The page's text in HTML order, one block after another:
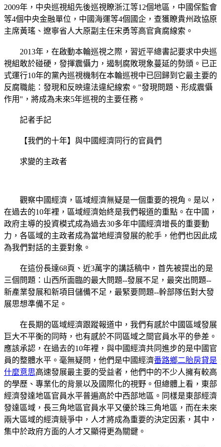
2009年，中央巡視組先後巡視瞭浙江等12個地區，中國保監會
等4個中央金融單位，中國海運等4個國企，查獲瞭貴州政協原
主席黃瑤、遼寧省人大原副主任宋勇等高官貪腐線索。
2013年，在啟動本輪巡視之際，習近平總書記要求中央巡
視組敢於碰硬，發揮震懾力，遏制腐敗現象蔓延的勢頭。已正
式運行10年的黨內巡視機制在本輪巡視中已回歸到它最主要的
反腐職能：發現和反映違法違紀線索。"發現問題、形成震懾
作用"，將成為未來5年巡視的主要任務。
記者手記
【我們的十年】與中國經濟同行的官員們
求變的主政者
觀察中國經濟，區域經濟無疑是一個重要的視角。是以，
在過去的10年裡，區域經濟始終是我們報道的重點。在中國，
政府主導的投資模式成為過去30多年中國經濟增長的重要動
力，各區域的主政者成為當地經濟發展的舵手，他們也因此成
為我們對話的主要對象。
在這份長達68頁、近3萬字的講話稿中，首先被提出的是
三個問題：山西所面臨的最大問題--發展不足，最突出問題--
新產業發展和新項目儲備不足，最緊要問題--幹部隊伍對大發
展思想準備不足。
在長期的區域經濟跟蹤報道中，我們有感於中國區域發展
巨大不平衡的同時，也有感於不同區域之間官員水平的參差。
應該承認，在過去的10年裡，與中國經濟共同進步的是中國官
員的整體水平。毫無疑問，他們是中國經濟番路鄉二胎房貸是
什麼意思高速發展最主要的受益者，他們中的不少人擁有較高
的學歷、專業化的背景以及國際化的視野。但總體上看，東部
經濟發達地區官員水平普遍高於中西部地區。同樣是東部經濟
發達區域，長三角地區官員水平又優於珠三角地區，而在未來
兩大區域的經濟競爭中，人才將成為重要的決定因素，其中，
集中於政府方面的人才又顯得更為關鍵。